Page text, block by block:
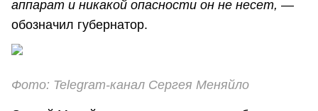
аппарат и никакой опасности он не несет, —
обозначил губернатор.
Фото: Telegram-канал Сергея Меняйло